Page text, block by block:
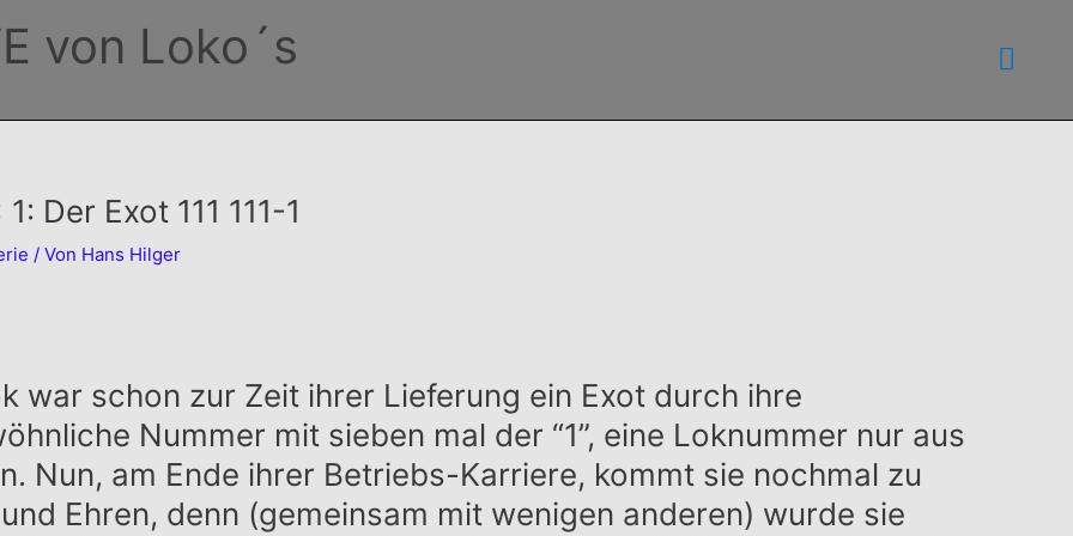
von Loko´s
Der Exot 111 111-1
/ Von Hans Hilger
war schon zur Zeit ihrer Lieferung ein Exot durch ihre
Nummer mit sieben mal der “1”, eine Loknummer nur aus
Nun, am Ende ihrer Betriebs-Karriere, kommt sie nochmal zu
Ehren, denn (gemeinsam mit wenigen anderen) wurde sie